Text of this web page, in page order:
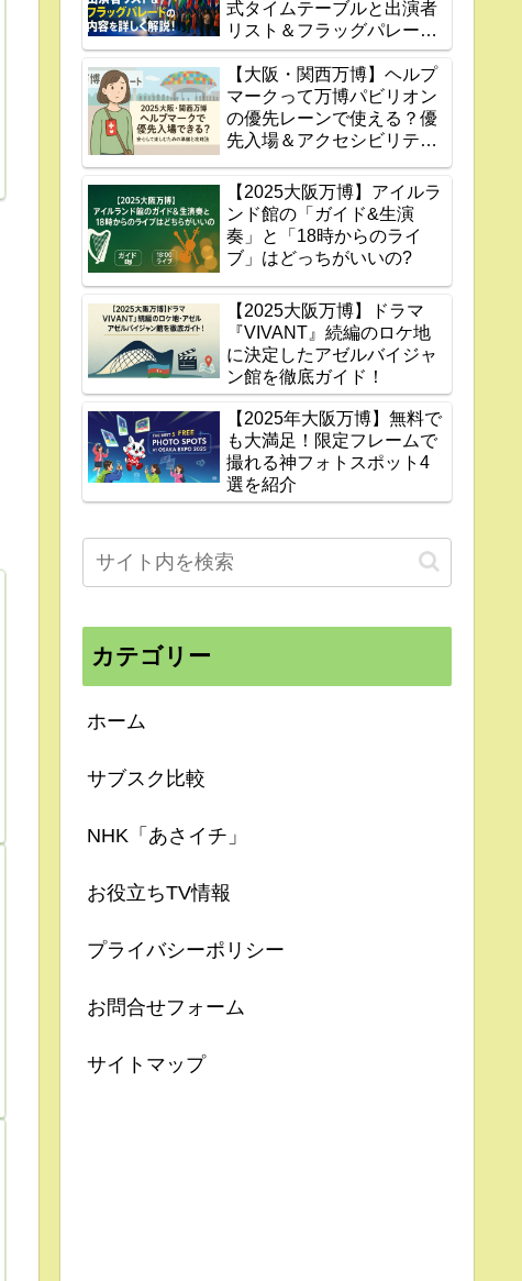
式タイムテーブルと出演者
リスト＆フラッグパレード
の内容を詳しく解説！
【大阪・関西万博】ヘルプ
マークって万博パビリオン
の優先レーンで使える？優
先入場＆アクセシビリティ
【2025大阪万博】アイルラ
ンド館の「ガイド&生演
奏」と「18時からのライ
ブ」はどっちがいいの?
【2025大阪万博】ドラマ
『VIVANT』続編のロケ地
に決定したアゼルバイジャ
ン館を徹底ガイド！
【2025年大阪万博】無料で
も大満足！限定フレームで
撮れる神フォトスポット4
選を紹介
カテゴリー
ホーム
サブスク比較
NHK「あさイチ」
お役立ちTV情報
プライバシーポリシー
お問合せフォーム
サイトマップ